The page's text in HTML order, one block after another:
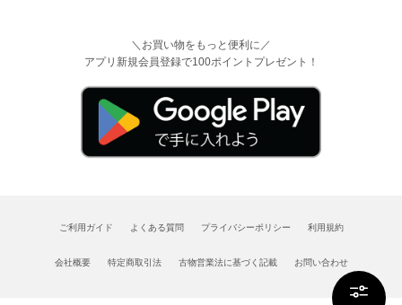
＼お買い物をもっと便利に／
アプリ新規会員登録で100ポイントプレゼント！
ご利用ガイド よくある質問 プライバシーポリシー 利用規約
会社概要 特定商取引法 古物営業法に基づく記載 お問い合わせ